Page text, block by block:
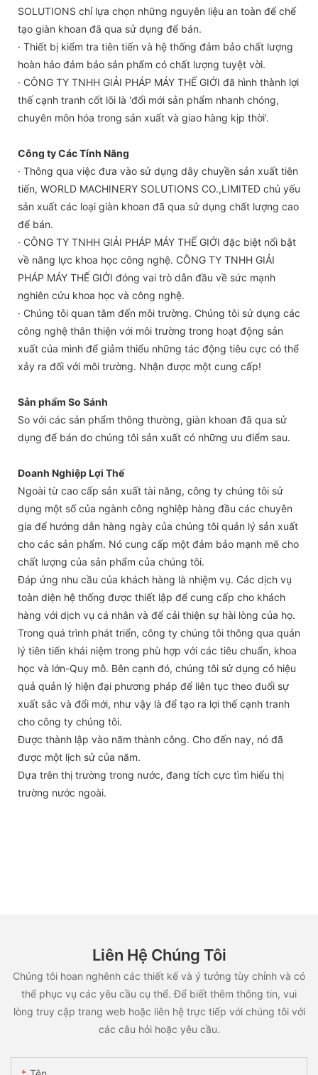
SOLUTIONS chỉ lựa chọn những nguyên liệu an toàn để chế
tạo giàn khoan đã qua sử dụng để bán.
· Thiết bị kiểm tra tiên tiến và hệ thống đảm bảo chất lượng
hoàn hảo đảm bảo sản phẩm có chất lượng tuyệt vời.
· CÔNG TY TNHH GIẢI PHÁP MÁY THẾ GIỚI đã hình thành lợi
thế cạnh tranh cốt lõi là 'đổi mới sản phẩm nhanh chóng,
chuyên môn hóa trong sản xuất và giao hàng kịp thời'.
Công ty Các Tính Năng
· Thông qua việc đưa vào sử dụng dây chuyền sản xuất tiên
tiến, WORLD MACHINERY SOLUTIONS CO.,LIMITED chủ yếu
sản xuất các loại giàn khoan đã qua sử dụng chất lượng cao
để bán.
· CÔNG TY TNHH GIẢI PHÁP MÁY THẾ GIỚI đặc biệt nổi bật
về năng lực khoa học công nghệ. CÔNG TY TNHH GIẢI
PHÁP MÁY THẾ GIỚI đóng vai trò dẫn đầu về sức mạnh
nghiên cứu khoa học và công nghệ.
· Chúng tôi quan tâm đến môi trường. Chúng tôi sử dụng các
công nghệ thân thiện với môi trường trong hoạt động sản
xuất của mình để giảm thiểu những tác động tiêu cực có thể
xảy ra đối với môi trường. Nhận được một cung cấp!
Sản phẩm So Sánh
So với các sản phẩm thông thường, giàn khoan đã qua sử
dụng để bán do chúng tôi sản xuất có những ưu điểm sau.
Doanh Nghiệp Lợi Thế
Ngoài từ cao cấp sản xuất tài năng, công ty chúng tôi sử
dụng một số của ngành công nghiệp hàng đầu các chuyên
gia để hướng dẫn hàng ngày của chúng tôi quản lý sản xuất
cho các sản phẩm. Nó cung cấp một đảm bảo mạnh mẽ cho
chất lượng của sản phẩm của chúng tôi.
Đáp ứng nhu cầu của khách hàng là nhiệm vụ. Các dịch vụ
toàn diện hệ thống được thiết lập để cung cấp cho khách
hàng với dịch vụ cá nhân và để cải thiện sự hài lòng của họ.
Trong quá trình phát triển, công ty chúng tôi thông qua quản
lý tiên tiến khái niệm trong phù hợp với các tiêu chuẩn, khoa
học và lớn-Quy mô. Bên cạnh đó, chúng tôi sử dụng có hiệu
quả quản lý hiện đại phương pháp để liên tục theo đuổi sự
xuất sắc và đổi mới, như vậy là để tạo ra lợi thế cạnh tranh
cho công ty chúng tôi.
Được thành lập vào năm thành công. Cho đến nay, nó đã
được một lịch sử của năm.
Dựa trên thị trường trong nước, đang tích cực tìm hiểu thị
trường nước ngoài.
Liên Hệ Chúng Tôi
Chúng tôi hoan nghênh các thiết kế và ý tưởng tùy chỉnh và có
thể phục vụ các yêu cầu cụ thể. Để biết thêm thông tin, vui
lòng truy cập trang web hoặc liên hệ trực tiếp với chúng tôi với
các câu hỏi hoặc yêu cầu.